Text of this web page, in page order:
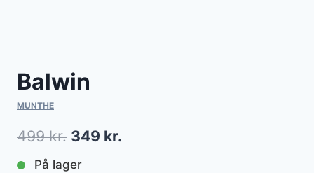
Balwin
MUNTHE
499kr. Den
oprindelige
349 kr.
På lager